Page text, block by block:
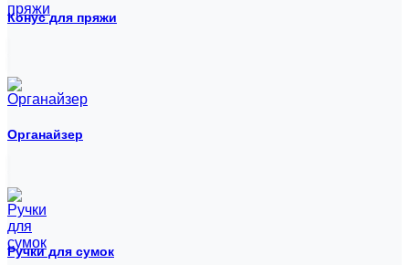
Конус для пряжи
Органайзер
Ручки для сумок